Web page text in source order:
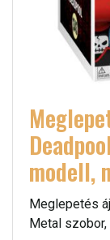
modell,
Meglepetés
Metal szobor,